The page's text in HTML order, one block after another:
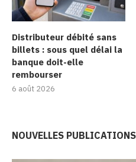
Distributeur débité sans
billets : sous quel délai la
banque doit-elle
rembourser
6 août 2026
NOUVELLES PUBLICATIONS